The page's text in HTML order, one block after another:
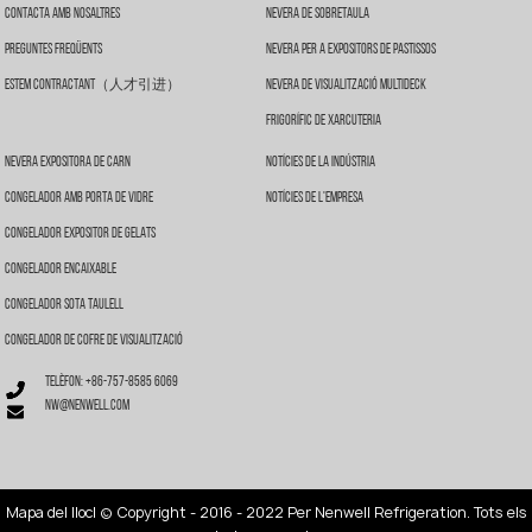
Contacta Amb Nosaltres
Preguntes Freqüents
Estem Contractant（人才引进）
Nevera De Sobretaula
Nevera Per A Expositors De Pastissos
Nevera De Visualització Multideck
Frigorífic De Xarcuteria
Nevera Expositora De Carn
Congelador Amb Porta De Vidre
Congelador Expositor De Gelats
Congelador Encaixable
Congelador Sota Taulell
Congelador De Cofre De Visualització
Notícies De La Indústria
Notícies De L'empresa
Telèfon: +86-757-8585 6069
nw@nenwell.com
Mapa del lloc| © Copyright - 2016 - 2022 Per Nenwell Refrigeration. Tots els